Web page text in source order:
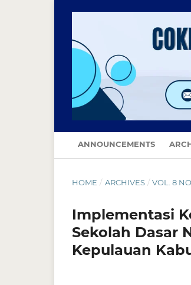
ANNOUNCEMENTS
HOME / ARCHIVES / VOL. 8
Implementasi
Sekolah Dasar
Kepulauan